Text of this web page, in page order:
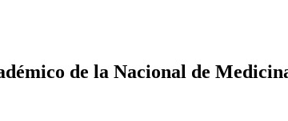
de la Nacional de